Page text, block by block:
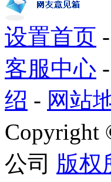
设置首页 -
客服中心 -
绍 - 网站
Copyright
公司 版权